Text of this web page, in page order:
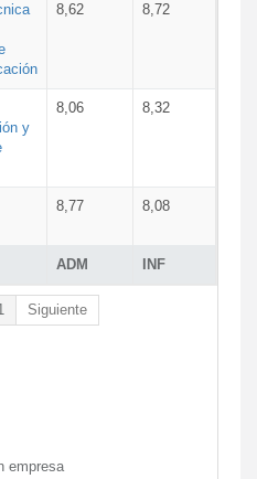
ADM INF
8,62 8,72
y
8,06 8,32
8,77 8,08
Siguiente
empresa